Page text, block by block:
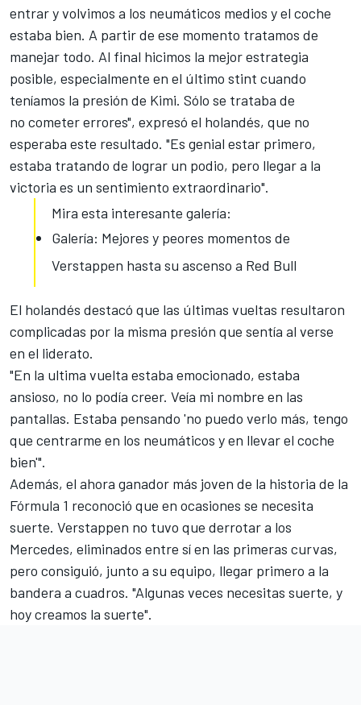
entrar y volvimos a los neumáticos medios y el coche
estaba bien. A partir de ese momento tratamos de
manejar todo. Al final hicimos la mejor estrategia
posible, especialmente en el último stint cuando
teníamos la presión de Kimi. Sólo se trataba de
no cometer errores", expresó el holandés, que no
esperaba este resultado. "Es genial estar primero,
estaba tratando de lograr un podio, pero llegar a la
victoria es un sentimiento extraordinario".
Mira esta interesante galería:
Galería: Mejores y peores momentos de
Verstappen hasta su ascenso a Red Bull
El holandés destacó que las últimas vueltas resultaron
complicadas por la misma presión que sentía al verse
en el liderato.
"En la ultima vuelta estaba emocionado, estaba
ansioso, no lo podía creer. Veía mi nombre en las
pantallas. Estaba pensando 'no puedo verlo más, tengo
que centrarme en los neumáticos y en llevar el coche
bien'".
Además, el ahora ganador más joven de la historia de la
Fórmula 1 reconoció que en ocasiones se necesita
suerte. Verstappen no tuvo que derrotar a los
Mercedes, eliminados entre sí en las primeras curvas,
pero consiguió, junto a su equipo, llegar primero a la
bandera a cuadros. "Algunas veces necesitas suerte, y
hoy creamos la suerte".